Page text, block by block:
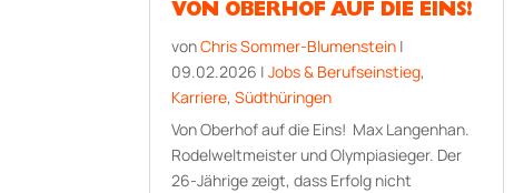
VON OBERHOF AUF DIE EINS!
vonChris Sommer-Blumenstein |
09.02.2026 |Jobs & Berufseinstieg,
Karriere,Südthüringen
Von Oberhof auf die Eins! Max Langenhan.
Rodelweltmeister und Olympiasieger. Der
26-Jährige zeigt, dass Erfolg nicht